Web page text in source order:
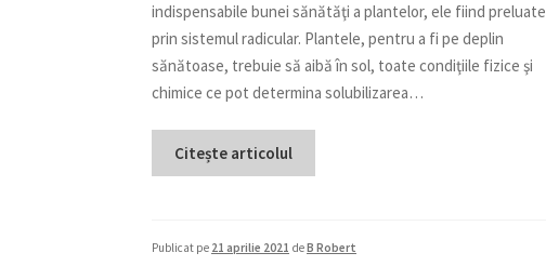
indispensabile bunei sănătăţi a plantelor, ele fiind preluate
prin sistemul radicular. Plantele, pentru a fi pe deplin
sănătoase, trebuie să aibă în sol, toate condiţiile fizice şi
chimice ce pot determina solubilizarea…
Citește articolul
Publicat pe 21 aprilie 2021 deB Robert